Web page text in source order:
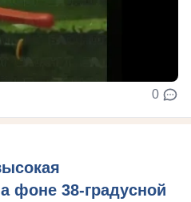
0
фоне 38-градусной